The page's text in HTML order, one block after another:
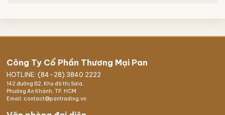
Công Ty Cổ Phần Thương Mại Pan
HOTLINE: (84-28) 3840 2222
142 đường B2, Khu đô thị Sala,
Phường An Khánh, TP. HCM
Email: contact@pantrading.vn